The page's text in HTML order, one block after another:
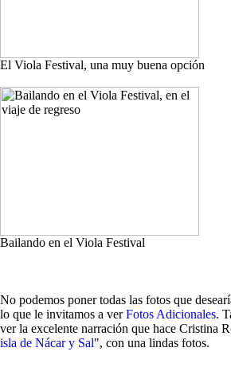
El Viola Festival, una muy buena opción
Bailando en el Viola Festival
No podemos poner todas las fotos que
lo que le invitamos a verFotos Adicionales.
ver la excelente narración que hace Cristina
isla de Nácar y Sal", con una lindas fotos.